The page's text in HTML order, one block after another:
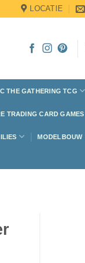
LOCATIE
THE GATHERING TCG
TRADING CARD GAMES
MODELBOUW